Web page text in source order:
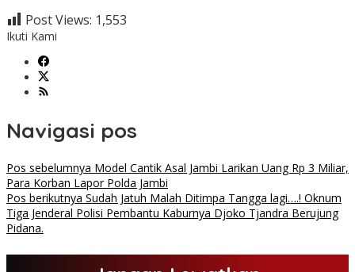
Post Views: 1,553
Ikuti Kami
Navigasi pos
Pos sebelumnya Model Cantik Asal Jambi Larikan Uang Rp 3 Miliar,
Para Korban Lapor Polda Jambi
Pos berikutnya Sudah Jatuh Malah Ditimpa Tangga lagi….! Oknum
Tiga Jenderal Polisi Pembantu Kaburnya Djoko Tjandra Berujung
Pidana.